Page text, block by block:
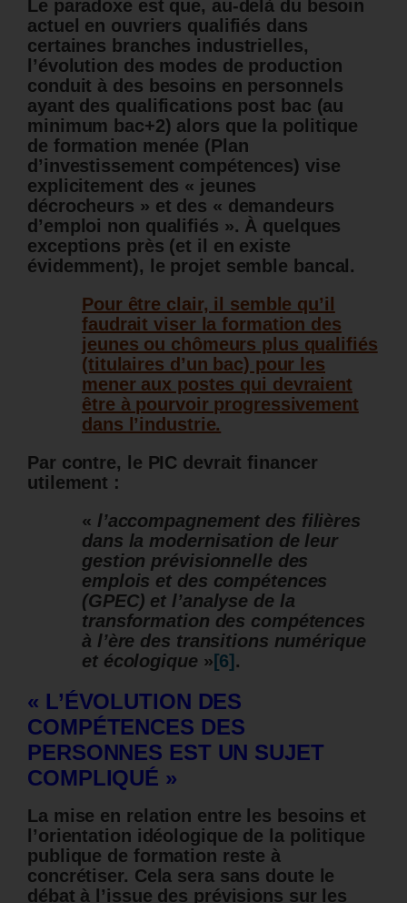
Le paradoxe est que, au-delà du besoin
actuel en ouvriers qualifiés dans
certaines branches industrielles,
l’évolution des modes de production
conduit à des besoins en personnels
ayant des qualifications post bac (au
minimum bac+2) alors que la politique
de formation menée (Plan
d’investissement compétences) vise
explicitement des « jeunes
décrocheurs » et des « demandeurs
d’emploi non qualifiés ». À quelques
exceptions près (et il en existe
évidemment), le projet semble bancal.
Pour être clair, il semble qu’il
faudrait viser la formation des
jeunes ou chômeurs plus qualifiés
(titulaires d’un bac) pour les
mener aux postes qui devraient
être à pourvoir progressivement
dans l’industrie.
Par contre, le PIC devrait financer
utilement :
« l’accompagnement des filières
dans la modernisation de leur
gestion prévisionnelle des
emplois et des compétences
(GPEC) et l’analyse de la
transformation des compétences
à l’ère des transitions numérique
et écologique » [6] .
« L’ÉVOLUTION DES
COMPÉTENCES DES
PERSONNES EST UN SUJET
COMPLIQUÉ »
La mise en relation entre les besoins et
l’orientation idéologique de la politique
publique de formation reste à
concrétiser. Cela sera sans doute le
débat à l’issue des prévisions sur les